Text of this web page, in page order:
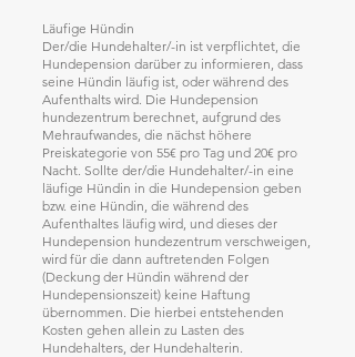
Läufige Hündin
Der/die Hundehalter/-in ist verpflichtet, die
Hundepension darüber zu informieren, dass
seine Hündin läufig ist, oder während des
Aufenthalts wird. Die Hundepension
hundezentrum berechnet, aufgrund des
Mehraufwandes, die nächst höhere
Preiskategorie von 55€ pro Tag und 20€ pro
Nacht. Sollte der/die Hundehalter/-in eine
läufige Hündin in die Hundepension geben
bzw. eine Hündin, die während des
Aufenthaltes läufig wird, und dieses der
Hundepension hundezentrum verschweigen,
wird für die dann auftretenden Folgen
(Deckung der Hündin während der
Hundepensionszeit) keine Haftung
übernommen. Die hierbei entstehenden
Kosten gehen allein zu Lasten des
Hundehalters, der Hundehalterin.